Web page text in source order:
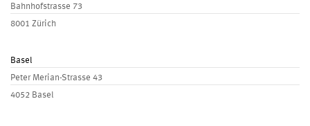
Bahnhofstrasse 73
8001 Zürich
Basel
Peter Merian-Strasse 43
4052 Basel